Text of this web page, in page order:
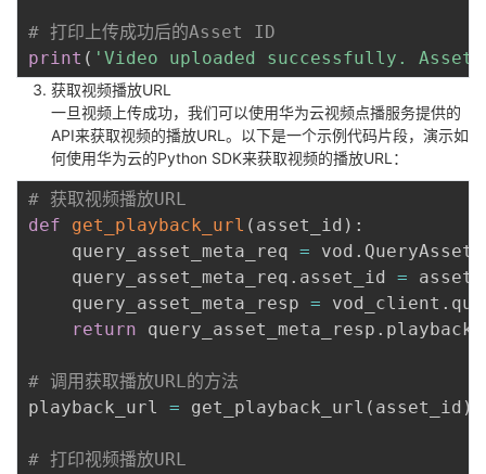
# 打印上传成功后的Asset ID
print ( 'Video uploaded successfully.
获取视频播放URL
一旦视频上传成功，我们可以使用华为云视频点播服务提供的
API来获取视频的播放URL。以下是一个示例代码片段，演示如
何使用华为云的Python SDK来获取视频的播放URL：
# 获取视频播放URL
def
get_playback_url ( asset_id ) :
    query_asset_meta_req
= vod .
    query_asset_meta_req
. asset_id =
    query_asset_meta_resp
= vod_client .
return query_asset_meta_resp .
# 调用获取播放URL的方法
playback_url = get_playback_url ( asset_id )
# 打印视频播放URL